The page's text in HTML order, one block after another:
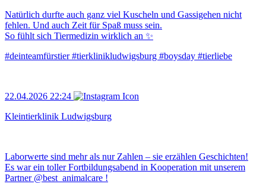
Natürlich durfte auch ganz viel Kuscheln und Gassigehen nicht
fehlen. Und auch Zeit für Spaß muss sein.
So fühlt sich Tiermedizin wirklich an ✨
#deinteamfürstier #tierklinikludwigsburg #boysday #tierliebe
22.04.2026 22:24
Kleintierklinik Ludwigsburg
Laborwerte sind mehr als nur Zahlen – sie erzählen Geschichten!
Es war ein toller Fortbildungsabend in Kooperation mit unserem
Partner @best_animalcare !